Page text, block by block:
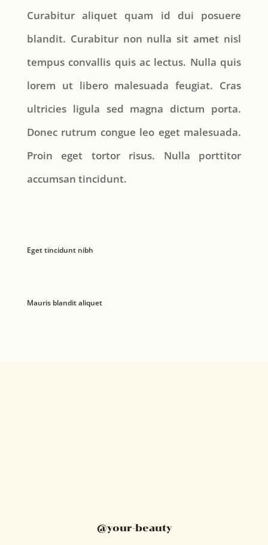
Curabitur aliquet quam id dui posuere
blandit. Curabitur non nulla sit amet nisl
tempus convallis quis ac lectus. Nulla quis
lorem ut libero malesuada feugiat. Cras
ultricies ligula sed magna dictum porta.
Donec rutrum congue leo eget malesuada.
Proin eget tortor risus. Nulla porttitor
accumsan tincidunt.
Eget tincidunt nibh
Mauris blandit aliquet
@your-beauty